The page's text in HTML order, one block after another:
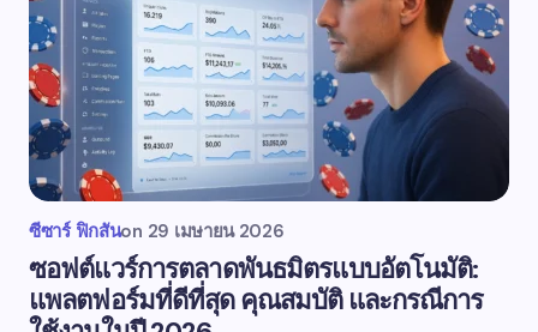
ซีซาร์ ฟิกสันon 29 เมษายน 2026
ซอฟต์แวร์การตลาดพันธมิตรแบบอัตโนมัติ:
แพลตฟอร์มที่ดีที่สุด คุณสมบัติ และกรณีการ